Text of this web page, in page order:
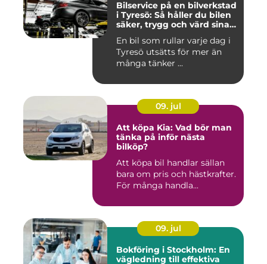
Bilservice på en bilverkstad
i Tyresö: Så håller du bilen
säker, trygg och värd sina
En bil som rullar varje dag i
Tyresö utsätts för mer än
många tänker ...
09. jul
Att köpa Kia: Vad bör man
tänka på inför nästa
bilköp?
Att köpa bil handlar sällan
bara om pris och hästkrafter.
För många handla...
09. jul
Bokföring i Stockholm: En
vägledning till effektiva